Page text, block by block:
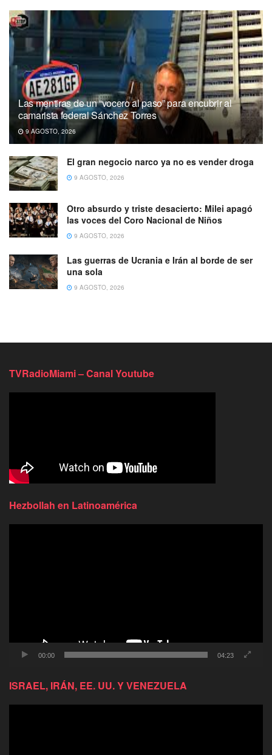
Las mentiras de un “vocero al paso” para encubrir al
camarista federal Sánchez Torres
9 AGOSTO, 2026
El gran negocio narco ya no es vender droga
9 AGOSTO, 2026
Otro absurdo y triste desacierto: Milei apagó
las voces del Coro Nacional de Niños
9 AGOSTO, 2026
Las guerras de Ucrania e Irán al borde de ser
una sola
9 AGOSTO, 2026
TVRadioMiami – Canal Youtube
Hezbollah en Latinoamérica
00:00 04:23
ISRAEL, IRÁN, EE. UU. Y VENEZUELA